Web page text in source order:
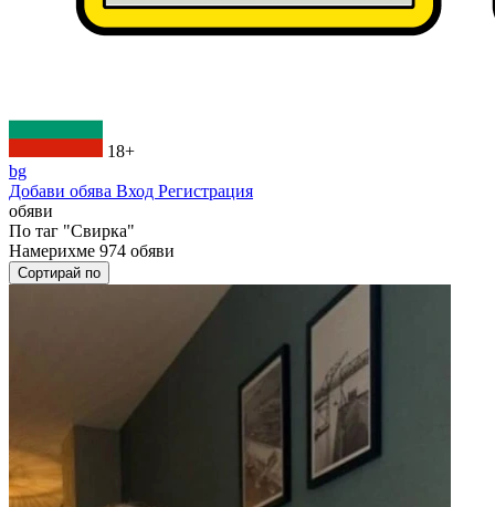
18+
bg
Добави обява Вход Регистрация
обяви
По таг "Свирка"
Намерихме 974 обяви
Сортирай по